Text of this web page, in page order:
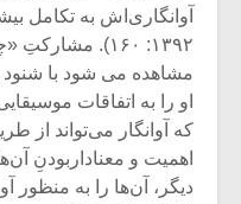
۱۳۹۲: ۱۶۰).
مشاهده می شود با شنود
او را به اتفاقات
که آوانگار می‌تواند از
اهمیت و معناداربودنِ
دیگر، آن‌ها را به منظور